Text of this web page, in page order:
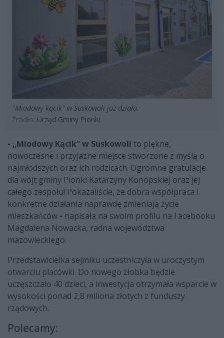
"Miodowy kącik" w Suskowoli już działa.
Źródło: Urząd Gminy Pionki
- „Miodowy Kącik” w Suskowoli to piękne,
nowoczesne i przyjazne miejsce stworzone z myślą o
najmłodszych oraz ich rodzicach. Ogromne gratulacje
dla wójt gminy Pionki Katarzyny Konopskiej oraz jej
całego zespołu! Pokazaliście, że dobra współpraca i
konkretne działania naprawdę zmieniają życie
mieszkańców - napisała na swoim profilu na Facebooku
Magdalena Nowacka, radna województwa
mazowieckiego.
Przedstawicielka sejmiku uczestniczyła w uroczystym
otwarciu placówki. Do nowego żłobka będzie
uczęszczało 40 dzieci, a inwestycja otrzymała wsparcie w
wysokości ponad 2,8 miliona złotych z funduszy
rządowych.
Polecamy: